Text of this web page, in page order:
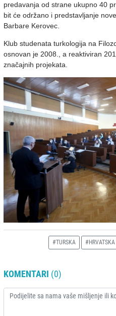
predavanja od strane ukupno 40
bit će održano i predstavljanje
Barbare Kerovec.
Klub studenata turkologija na
osnovan je 2008., a reaktiviran
značajnih projekata.
#TURSKA #HRVATSKA
KOMENTARI (0)